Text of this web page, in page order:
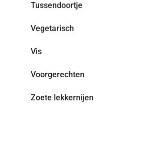
Tussendoortje
Vegetarisch
Vis
Voorgerechten
Zoete lekkernijen